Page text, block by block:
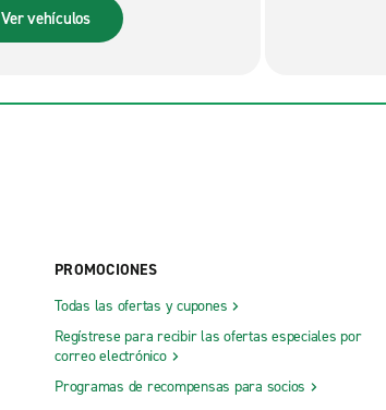
Ver vehículos
PROMOCIONES
Todas las ofertas y cupones
Regístrese para recibir las ofertas especiales por
correo electrónico
Programas de recompensas para socios